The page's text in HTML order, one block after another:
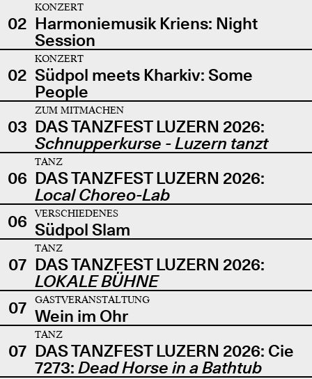
02
KONZERT
Harmoniemusik Kriens: Night
Session
02
KONZERT
Südpol meets Kharkiv: Some
People
03
ZUM MITMACHEN
DAS TANZFEST LUZERN 2026:
Schnupperkurse - Luzern tanzt
06
TANZ
DAS TANZFEST LUZERN 2026:
Local Choreo-Lab
06
VERSCHIEDENES
Südpol Slam
07
TANZ
DAS TANZFEST LUZERN 2026:
LOKALE BÜHNE
07
GASTVERANSTALTUNG
Wein im Ohr
07
TANZ
DAS TANZFEST LUZERN 2026: Cie
7273: Dead Horse in a Bathtub